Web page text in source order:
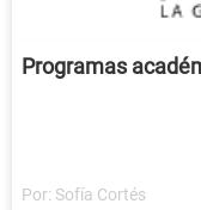
Programas
Por: Sofía Cortés